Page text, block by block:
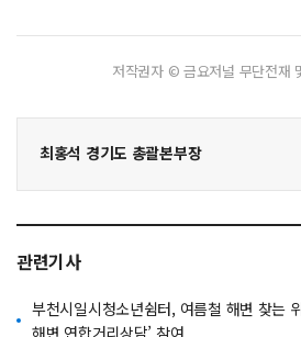
저작권자 © 금요저널 무단전재
최홍석 경기도 총괄본부장
관련기사
부천시일시청소년쉼터, 여름철 해변 찾는